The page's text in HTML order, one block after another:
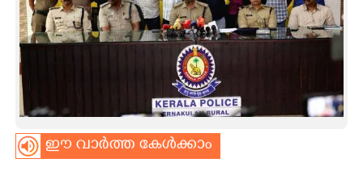
INFO+
ASTRO
ഈ വാർത്ത കേൾക്കാം